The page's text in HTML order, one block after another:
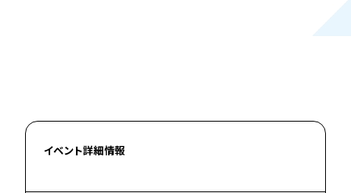
イベント詳細情報